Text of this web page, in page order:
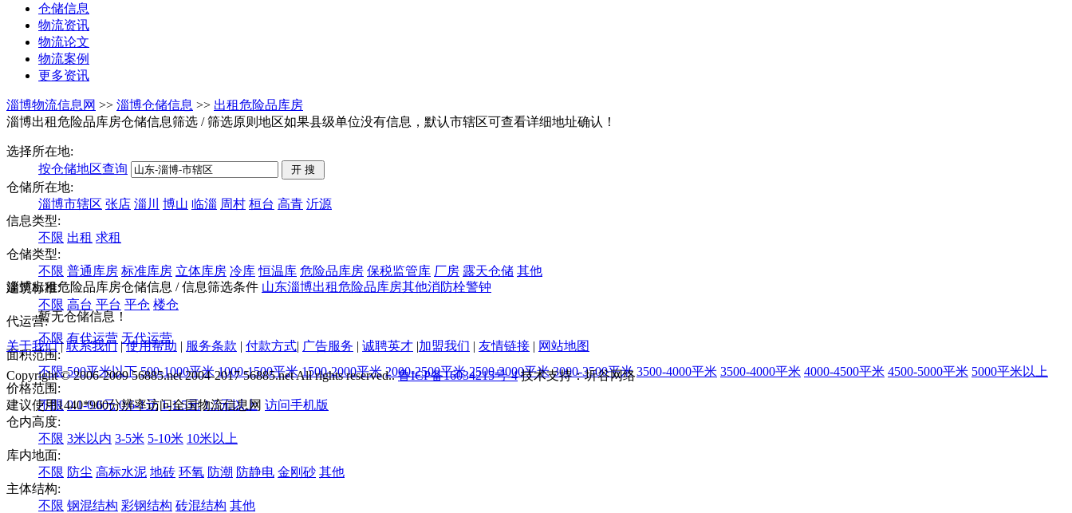
仓储信息
物流资讯
物流论文
物流案例
更多资讯
淄博物流信息网 >> 淄博仓储信息 >> 出租危险品库房
淄博出租危险品库房仓储信息筛选 / 筛选原则地区如果县级单位没有信息，默认市辖区可查看详细地址确认！
选择所在地:
按仓储地区查询
仓储所在地:
淄博市辖区 张店 淄川 博山 临淄 周村 桓台 高青 沂源
信息类型:
不限 出租 求租
仓储类型:
不限 普通库房 标准库房 立体库房 冷库 恒温库 危险品库房 保税监管库 厂房 露天仓储 其他
建筑标准:
不限 高台 平台 平仓 楼仓
代运营:
不限 有代运营 无代运营
面积范围:
不限 500平米以下 500-1000平米 1000-1500平米 1500-2000平米 2000-2500平米 2500-3000平米 3000-3500平米 3500-4000平米 3500-4000平米 4000-4500平米 4500-5000平米 5000平米以上
价格范围:
不限 0.1-0.6元 0.6-1元 1-1.5元 1.5元以上
仓内高度:
不限 3米以内 3-5米 5-10米 10米以上
库内地面:
不限 防尘 高标水泥 地砖 环氧 防潮 防静电 金刚砂 其他
主体结构:
不限 钢混结构 彩钢结构 砖混结构 其他
淄博出租危险品库房仓储信息 / 信息筛选条件 山东淄博出租危险品库房其他消防栓警钟
暂无仓储信息！
关于我们|联系我们|使用帮助 | 服务条款 | 付款方式| 广告服务 | 诚聘英才 |加盟我们 | 友情链接 | 网站地图
Copyright © 2006-2009 56885.net 2004-2017 56885.net All rights reserved..鲁ICP备16034215号-4技术支持：圻谷网络
建议使用1440*900分辨率访问全国物流信息网 访问手机版